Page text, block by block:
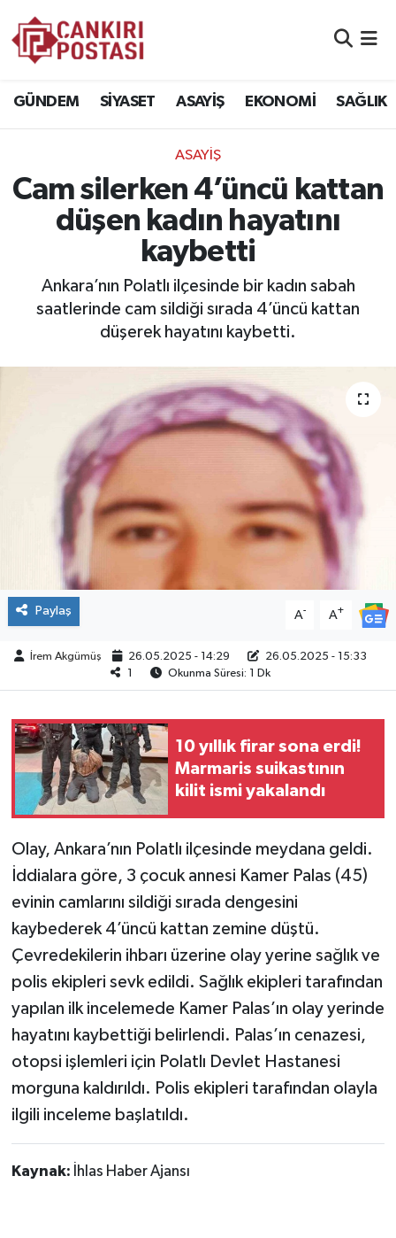
GÜNDEM SİYASET ASAYİŞ EKONOMİ SAĞLIK
ASAYİŞ
Cam silerken 4’üncü kattan
düşen kadın hayatını
kaybetti
Ankara’nın Polatlı ilçesinde bir kadın sabah
saatlerinde cam sildiği sırada 4’üncü kattan
düşerek hayatını kaybetti.
Paylaş A- A+
İrem Akgümüş 26.05.2025 - 14:29
26.05.2025 - 15:33
Okunma Süresi: 1 Dk
10 yıllık firar sona erdi!
Marmaris suikastının
kilit ismi yakalandı
Olay, Ankara’nın Polatlı ilçesinde meydana geldi.
İddialara göre, 3 çocuk annesi Kamer Palas (45)
evinin camlarını sildiği sırada dengesini
kaybederek 4’üncü kattan zemine düştü.
Çevredekilerin ihbarı üzerine olay yerine sağlık ve
polis ekipleri sevk edildi. Sağlık ekipleri tarafından
yapılan ilk incelemede Kamer Palas’ın olay yerinde
hayatını kaybettiği belirlendi. Palas’ın cenazesi,
otopsi işlemleri için Polatlı Devlet Hastanesi
morguna kaldırıldı. Polis ekipleri tarafından olayla
ilgili inceleme başlatıldı.
Kaynak: İhlas Haber Ajansı
EKONOMİ
SPOR
EĞİTİM
ÇEVRE
İLÇELER
RESMİ İLANLAR
KÜLTÜR
TURİZM
MAGAZİN
BİLİM&TEKNOLOJİ
BÖLGE
DÜNYA
Trafik Durumu
Süper Lig Puan Durumu ve Fikstür
Tüm Manşetler
Son Dakika Haberleri